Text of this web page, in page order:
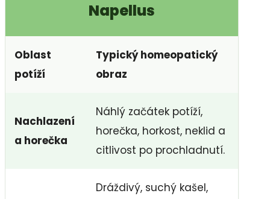
Napellus
Oblast
potíží
Typický homeopatický
obraz
Nachlazení
a horečka
Náhlý začátek potíží,
horečka, horkost, neklid a
citlivost po prochladnutí.
Dráždivý, suchý kašel,